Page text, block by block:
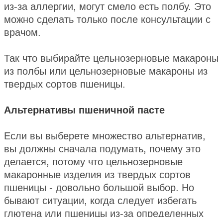
из-за аллергии, могут смело есть полбу. Это
можно сделать только после консультации с
врачом.
Так что выбирайте цельнозерновые макароны
из полбы или цельнозерновые макароны из
твердых сортов пшеницы.
Альтернативы пшеничной пасте
Если вы выберете множество альтернатив,
вы должны сначала подумать, почему это
делается, потому что цельнозерновые
макаронные изделия из твердых сортов
пшеницы - довольно большой выбор. Но
бывают ситуации, когда следует избегать
глютена или пшеницы из-за определенных